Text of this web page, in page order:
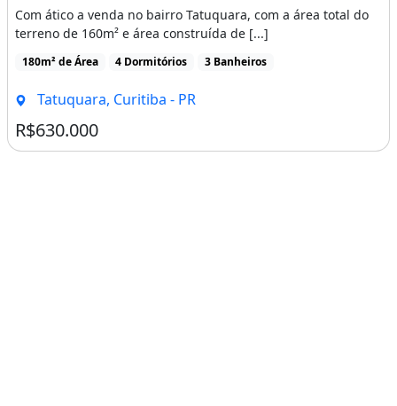
Com ático a venda no bairro Tatuquara, com a área total do
terreno de 160m² e área construída de [...]
180m² de Área 4 Dormitórios 3 Banheiros
Tatuquara, Curitiba - PR
R$630.000